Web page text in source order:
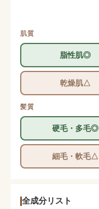
肌質
脂性肌◎
乾燥肌△
髪質
硬毛・多毛◎
細毛・軟毛△
全成分リスト